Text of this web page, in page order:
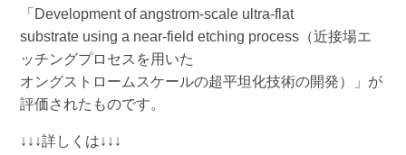
「Development of angstrom-scale ultra-flat
substrate using a near-field etching process（近接場エ
ッチングプロセスを用いた
オングストロームスケールの超平坦化技術の開発）」が
評価されたものです。
↓↓↓詳しくは↓↓↓